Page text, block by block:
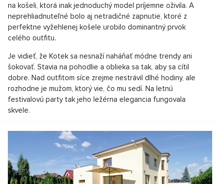
na košeli, ktorá inak jednoduchý model príjemne oživila. A
neprehliadnuteľné bolo aj netradičné zapnutie, ktoré z
perfektne vyžehlenej košele urobilo dominantný prvok
celého outfitu.
Je vidieť, že Kotek sa nesnaží naháňať módne trendy ani
šokovať. Stavia na pohodlie a oblieka sa tak, aby sa cítil
dobre. Nad outfitom síce zrejme nestrávil dlhé hodiny, ale
rozhodne je mužom, ktorý vie, čo mu sedí. Na letnú
festivalovú party tak jeho ležérna elegancia fungovala
skvele.